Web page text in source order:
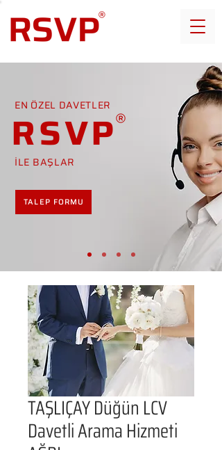
EN ÖZEL DAVETLER
RSVP
İLE BAŞLAR
TALEP FORMU
TAŞLIÇAY Düğün LCV
Davetli Arama Hizmeti